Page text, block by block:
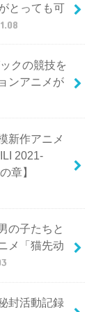
とっても可
クの競技を
ンアニメが
新作アニメ
2021-
章】
の子たちと
メ「猫先动
封活動記録